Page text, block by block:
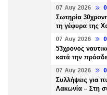
07 Αυγ 2026
Σωτηρία
τη γέφυρα της
07 Αυγ 2026
53χρονος
κατά την
07 Αυγ 2026
Συλλήψεις για
Λακωνία – Στη